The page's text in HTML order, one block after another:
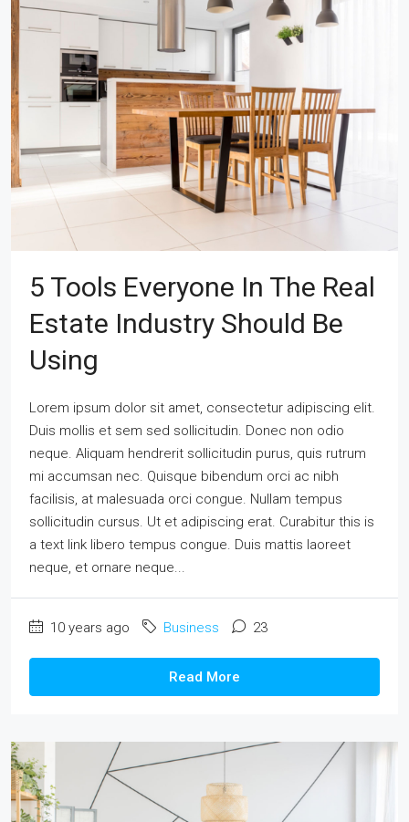
5 Tools Everyone In The Real
Estate Industry Should Be
Using
Lorem ipsum dolor sit amet, consectetur adipiscing elit.
Duis mollis et sem sed sollicitudin. Donec non odio
neque. Aliquam hendrerit sollicitudin purus, quis rutrum
mi accumsan nec. Quisque bibendum orci ac nibh
facilisis, at malesuada orci congue. Nullam tempus
sollicitudin cursus. Ut et adipiscing erat. Curabitur this is
a text link libero tempus congue. Duis mattis laoreet
neque, et ornare neque...
10 years ago Business 23
Read More